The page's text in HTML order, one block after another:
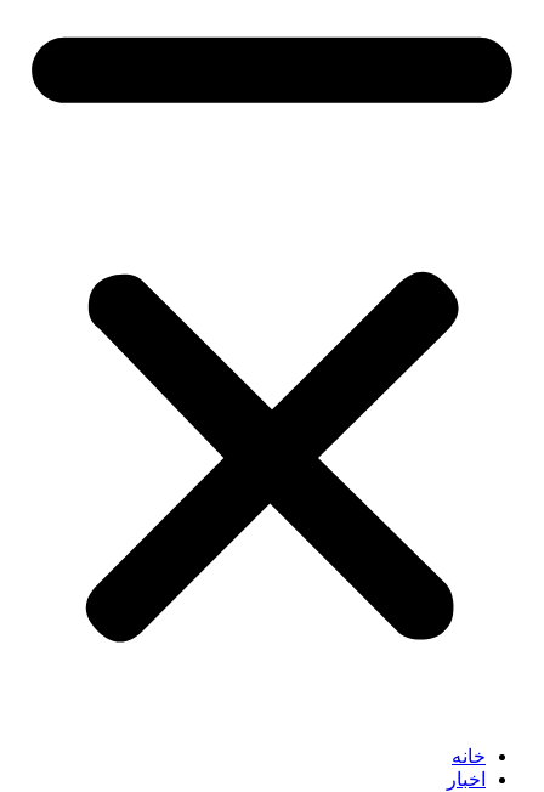
خانه
اخبار